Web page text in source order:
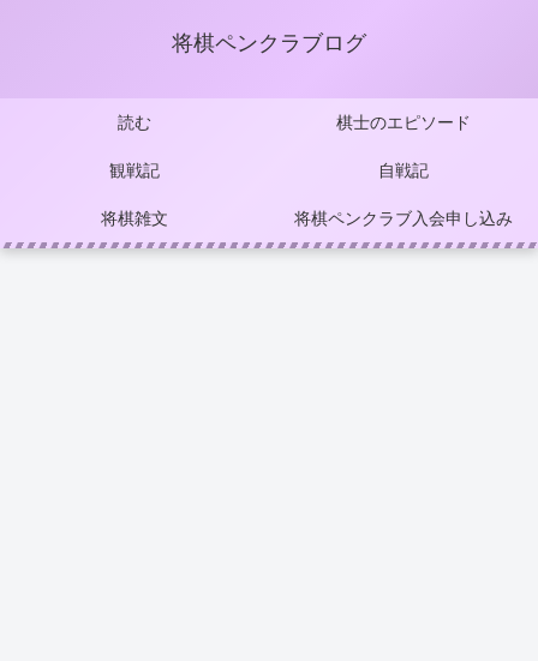
将棋ペンクラブログ
読む 棋士のエピソード
観戦記 自戦記
将棋雑文 将棋ペンクラブ入会申し込み